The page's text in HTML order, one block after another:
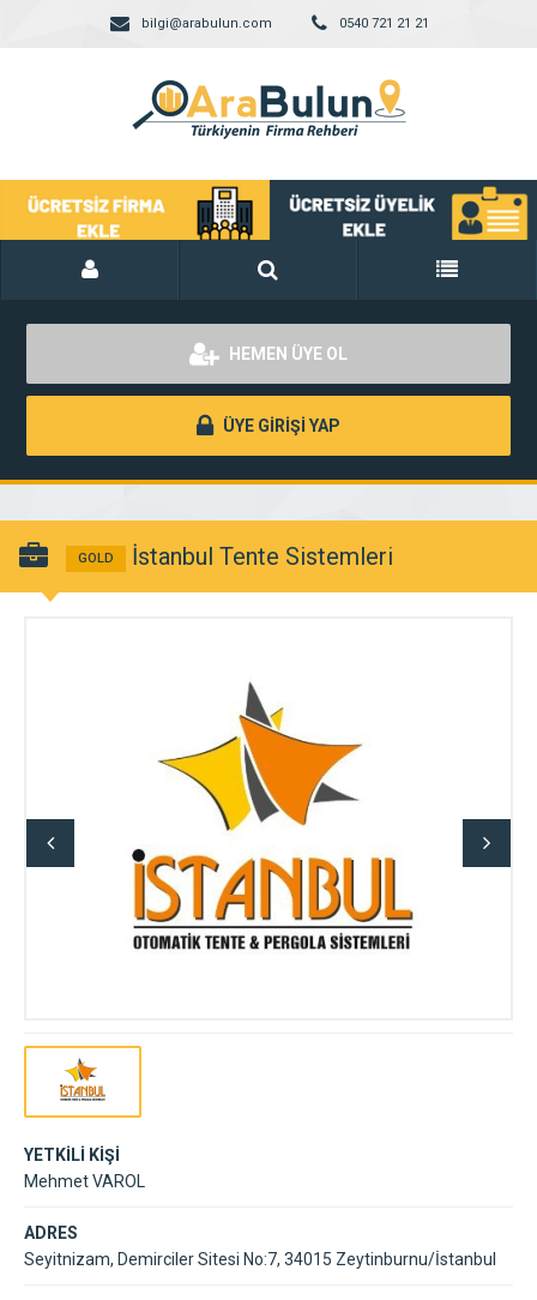
bilgi@arabulun.com 0540 721 21 21
HEMEN ÜYE OL
ÜYE GİRİŞİ YAP
GOLD İstanbul Tente Sistemleri
YETKİLİ KİŞİ
Mehmet VAROL
ADRES
Seyitnizam, Demirciler Sitesi No:7, 34015 Zeytinburnu/İstanbul